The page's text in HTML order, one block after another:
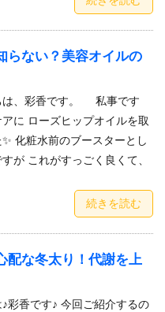
らない？美容オイルの
は、彩香です。 私事です
に ローズヒップオイルを取
化粧水前のブースターとし
が これがすっごく良くて、
続きを読む
配な冬太り！代謝を上
彩香です♪ 今回ご紹介するの